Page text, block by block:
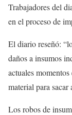
Trabajadores del
en el proceso de
El diario reseñó:
daños a insumos
actuales
material para
Los robos de